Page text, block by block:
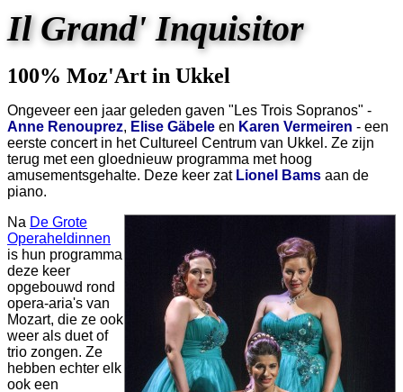
Il Grand' Inquisitor
100% Moz'Art in Ukkel
Ongeveer een jaar geleden gaven "Les Trois Sopranos" -
Anne Renouprez, Elise Gäbele en Karen Vermeiren - een
eerste concert in het Cultureel Centrum van Ukkel. Ze zijn
terug met een gloednieuw programma met hoog
amusementsgehalte. Deze keer zat Lionel Bams aan de
piano.
Na De Grote
Operaheldinnen
is hun programma
deze keer
opgebouwd rond
opera-aria's van
Mozart, die ze ook
weer als duet of
trio zongen. Ze
hebben echter elk
ook een